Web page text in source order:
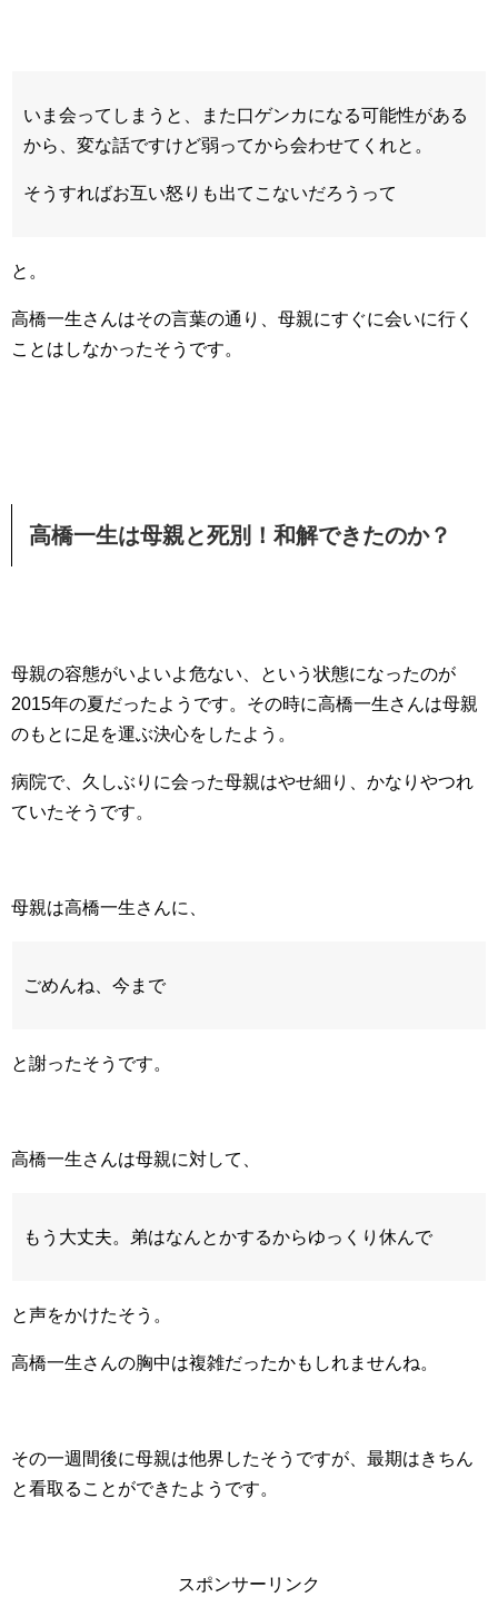
いま会ってしまうと、また口ゲンカになる可能性がある
から、変な話ですけど弱ってから会わせてくれと。
そうすればお互い怒りも出てこないだろうって
と。
高橋一生さんはその言葉の通り、母親にすぐに会いに行く
ことはしなかったそうです。
高橋一生は母親と死別！和解できたのか？
母親の容態がいよいよ危ない、という状態になったのが
2015年の夏だったようです。その時に高橋一生さんは母親
のもとに足を運ぶ決心をしたよう。
病院で、久しぶりに会った母親はやせ細り、かなりやつれ
ていたそうです。
母親は高橋一生さんに、
ごめんね、今まで
と謝ったそうです。
高橋一生さんは母親に対して、
もう大丈夫。弟はなんとかするからゆっくり休んで
と声をかけたそう。
高橋一生さんの胸中は複雑だったかもしれませんね。
その一週間後に母親は他界したそうですが、最期はきちん
と看取ることができたようです。
スポンサーリンク